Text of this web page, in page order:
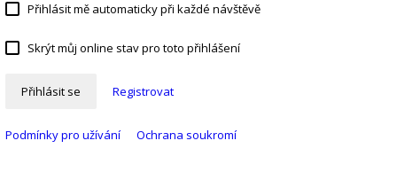
Přihlásit mě automaticky při každé návštěvě
Skrýt můj online stav pro toto přihlášení
Přihlásit se Registrovat
Podmínky pro užívání Ochrana soukromí